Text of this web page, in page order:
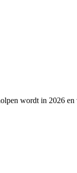
wordt in 2026 en